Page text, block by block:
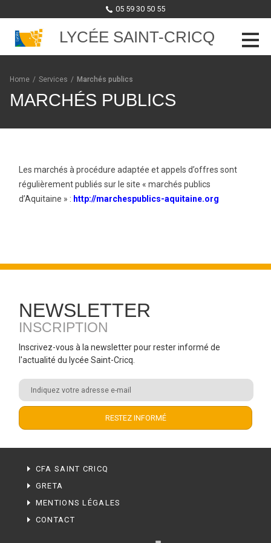
05 59 30 50 55
LYCÉE SAINT-CRICQ
Skip to content
Home / Services / Marchés publics
MARCHÉS PUBLICS
Les marchés à procédure adaptée et appels d’offres sont
régulièrement publiés sur le site « marchés publics
d’Aquitaine » : http://marchespublics-aquitaine.org
NEWSLETTER
INSCRIPTION
Inscrivez-vous à la newsletter pour rester informé de
l'actualité du lycée Saint-Cricq.
CFA SAINT CRICQ
GRETA
MENTIONS LÉGALES
CONTACT